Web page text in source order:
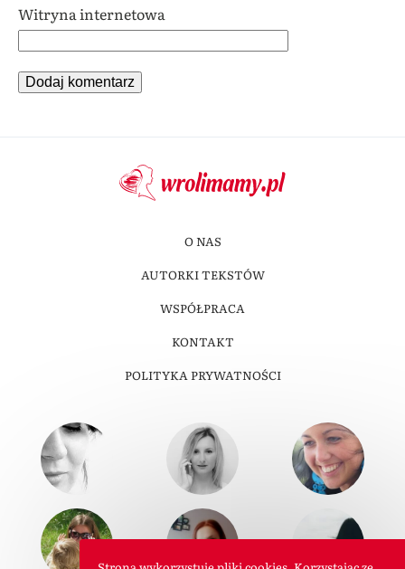
Witryna internetowa
O NAS
AUTORKI TEKSTÓW
WSPÓŁPRACA
KONTAKT
POLITYKA PRYWATNOŚCI